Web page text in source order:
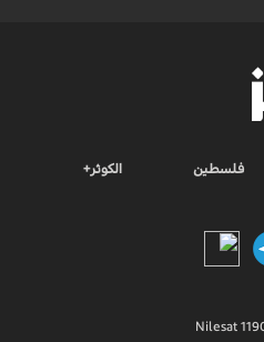
فلسطين الكوثر+
Nilesat